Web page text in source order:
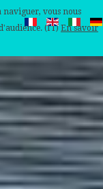
naviguer, vous nous
(IT) En savoir